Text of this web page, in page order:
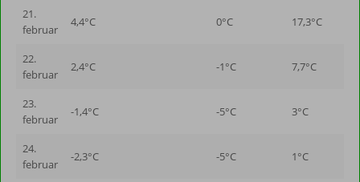
21.
februar
4,4°C 0°C 17,3°C
22.
februar
2,4°C -1°C 7,7°C
23.
februar
-1,4°C -5°C 3°C
24.
februar
-2,3°C -5°C 1°C